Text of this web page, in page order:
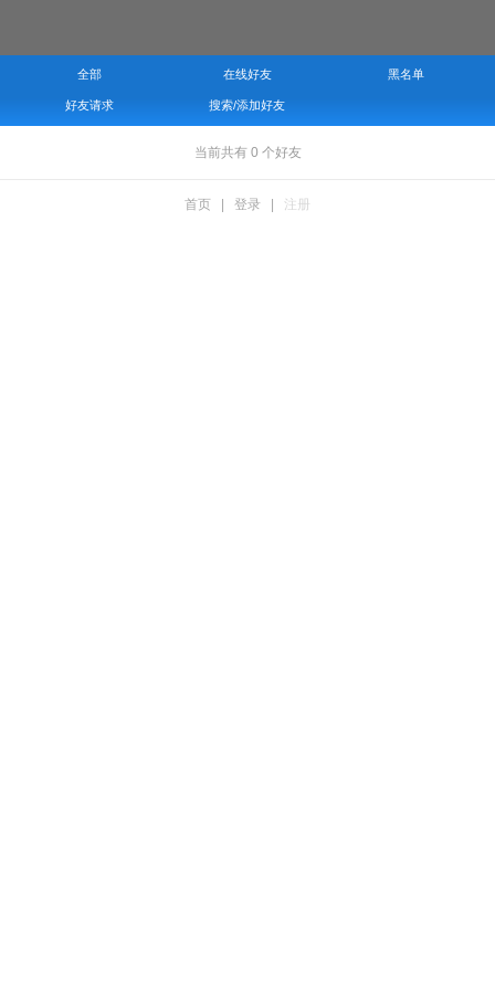
全部 在线好友 黑名单
好友请求 搜索/添加好友
当前共有 0 个好友
首页 登录 注册